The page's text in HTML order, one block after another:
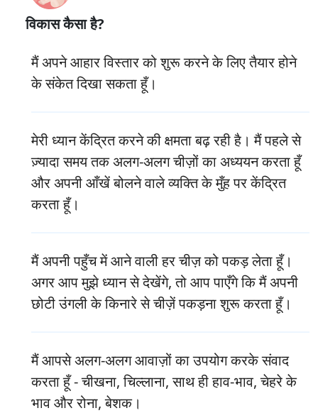
विकास कैसा है?
मैं अपने आहार विस्तार को शुरू करने के लिए तैयार होने
के संकेत दिखा सकता हूँ।
मेरी ध्यान केंद्रित करने की क्षमता बढ़ रही है। मैं पहले से
ज़्यादा समय तक अलग-अलग चीज़ों का अध्ययन करता हूँ
और अपनी आँखें बोलने वाले व्यक्ति के मुँह पर केंद्रित
करता हूँ।
मैं अपनी पहुँच में आने वाली हर चीज़ को पकड़ लेता हूँ।
अगर आप मुझे ध्यान से देखेंगे, तो आप पाएँगे कि मैं अपनी
छोटी उंगली के किनारे से चीज़ें पकड़ना शुरू करता हूँ।
मैं आपसे अलग-अलग आवाज़ों का उपयोग करके संवाद
करता हूँ - चीखना, चिल्लाना, साथ ही हाव-भाव, चेहरे के
भाव और रोना, बेशक।